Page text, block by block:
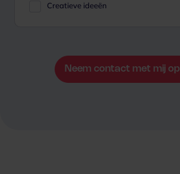
Creatieve ideeën
Neem contact met mij op